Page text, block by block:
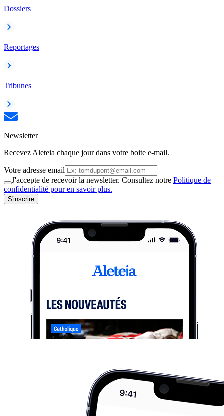
Dossiers
Reportages
Tribunes
Newsletter
Recevez Aleteia chaque jour dans votre boite e-mail.
Votre adresse email
J'accepte de recevoir la newsletter. Consultez notre Politique de
confidentialité pour en savoir plus.
S'inscrire